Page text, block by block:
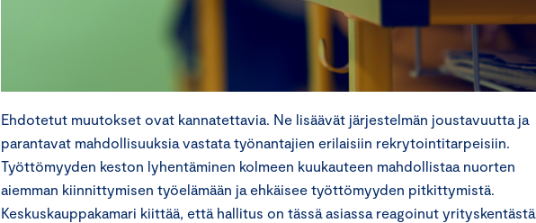
Ehdotetut muutokset ovat kannatettavia. Ne lisäävät järjestelmän joustavuutta ja
parantavat mahdollisuuksia vastata työnantajien erilaisiin rekrytointitarpeisiin.
Työttömyyden keston lyhentäminen kolmeen kuukauteen mahdollistaa nuorten
aiemman kiinnittymisen työelämään ja ehkäisee työttömyyden pitkittymistä.
Keskuskauppakamari kiittää, että hallitus on tässä asiassa reagoinut yrityskentästä